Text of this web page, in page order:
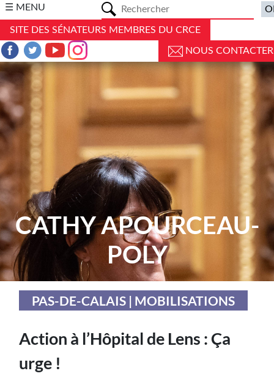
☰ MENU
SITE DES SÉNATEURS MEMBRES DU CRCE
NOUS CONTACTER
CATHY APOURCEAU-
POLY
PAS-DE-CALAIS | MOBILISATIONS
Action à l’Hôpital de Lens : Ça
urge !